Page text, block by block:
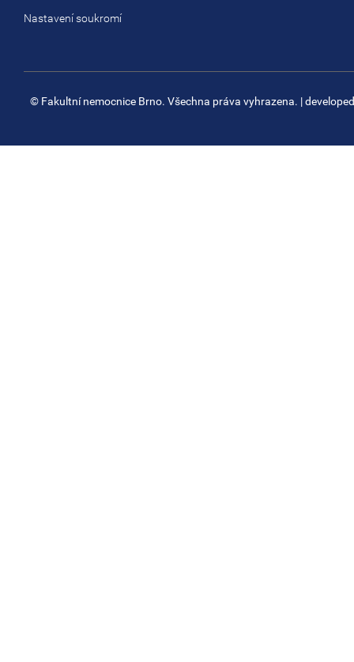
Nastavení soukromí
© Fakultní nemocnice Brno. Všechna práva vyhrazena. |